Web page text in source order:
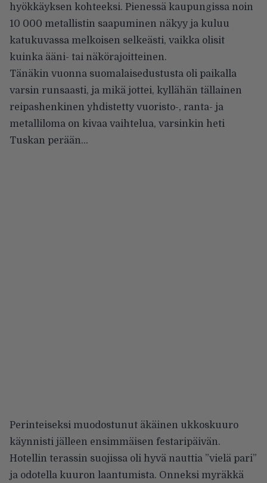
hyökkäyksen kohteeksi. Pienessä kaupungissa noin
10 000 metallistin saapuminen näkyy ja kuluu
katukuvassa melkoisen selkeästi, vaikka olisit
kuinka ääni- tai näkörajoitteinen.
Tänäkin vuonna suomalaisedustusta oli paikalla
varsin runsaasti, ja mikä jottei, kyllähän tällainen
reipashenkinen yhdistetty vuoristo-, ranta- ja
metalliloma on kivaa vaihtelua, varsinkin heti
Tuskan perään…
Perinteiseksi muodostunut äkäinen ukkoskuuro
käynnisti jälleen ensimmäisen festaripäivän.
Hotellin terassin suojissa oli hyvä nauttia ”vielä pari”
ja odotella kuuron laantumista. Onneksi myräkkä